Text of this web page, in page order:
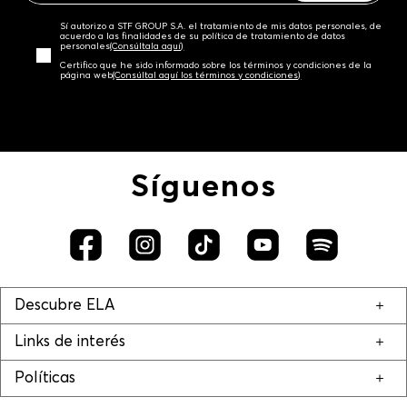
Sí autorizo a STF GROUP S.A. el tratamiento de mis datos personales, de
acuerdo a las finalidades de su política de tratamiento de datos
personales‎(Consúltala aquí)
Certifico que he sido informado sobre los términos y condiciones de la
página web‎(Consúltal aquí los términos y condiciones)
Síguenos
Descubre ELA
Links de interés
Políticas